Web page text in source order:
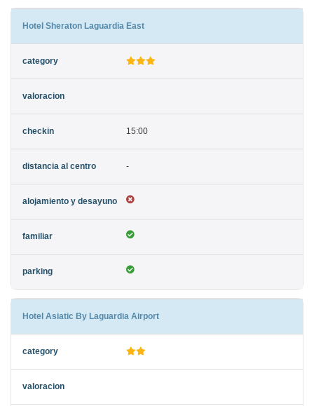
Hotel Sheraton Laguardia East
15:00
-
Hotel Asiatic By Laguardia Airport